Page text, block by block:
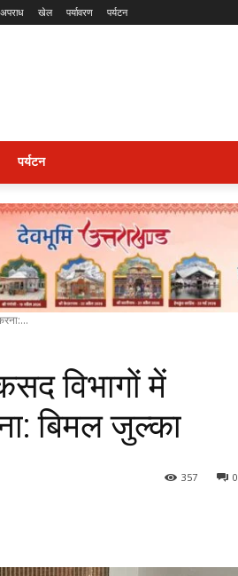
अपराध खेल पर्यावरण पर्यटन
पर्यटन
विभागों में
बिमल जुल्का
0
357